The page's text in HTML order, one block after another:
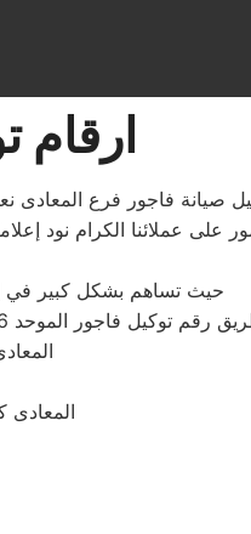
ارقام
صيانة فاجور فرع
على عملائنا الكرام نود
حيث تساهم بشكل كبير في
او الارقام المبينة بالموقع . يتم خلال دقائق تسجيل الطلب ويتابع مندوب خاص
المعادى